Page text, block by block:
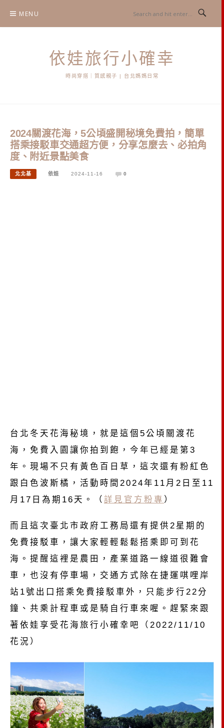
content
MENU
依娃旅行小確幸
時尚穿搭｜質感親子 | 台北媽媽日常
2024關渡花海，5公頃盛開秘境免費拍，簡單
搭乘接駁車交通超方便，分享怎麼去、必拍角
度、附近景點美食
北北基 依娃 2024-11-16 0
台北冬天花海秘境，就是這個5公頃關渡花
海，免費入園讓你拍到飽，今年已經是第3
年。現場不只有黃色百日草，這次還有粉紅色
跟白色波斯橘，活動時間2024年11月2日至11
月17日為期16天。（ 詳見官方粉專 ）
而且這次臺北市政府工務局還有提供2星期的
免費接駁車，讓大家輕輕鬆鬆搭乘即可到花
海。提醒這裡是農田，產業道路一線道很難會
車，也沒有停車場，交通方式除在捷運唭哩岸
站1號出口搭乘免費接駁車外，只能步行22分
鐘、共乘計程車或是騎自行車來喔。趕緊來跟
著依娃享受花海旅行小確幸吧（2022/11/10
花況）